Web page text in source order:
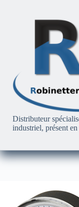
Distributeur
industriel, présent